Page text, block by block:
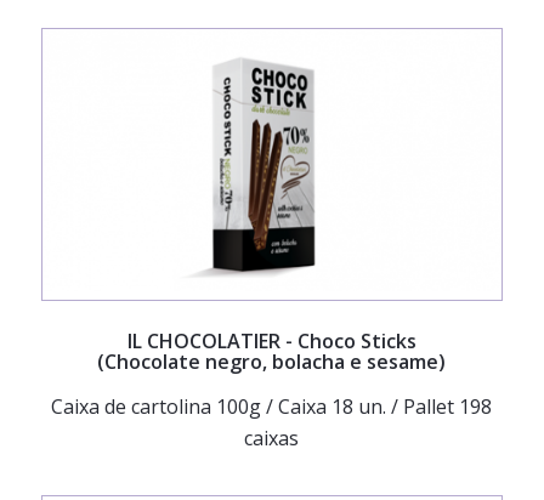
IL CHOCOLATIER- Choco Sticks
(Chocolate negro, bolacha e sesame)
Caixa de cartolina 100g / Caixa 18 un. / Pallet 198
caixas